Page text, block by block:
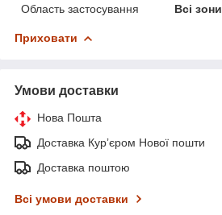
Область застосування
Всі зони
Приховати
Умови доставки
Нова Пошта
Доставка Курʼєром Нової пошти
Доставка поштою
Всі умови доставки